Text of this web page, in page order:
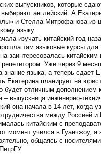
выпускников, которые
выбирают английский. А
и Стелла Митрофанова
языку.
изучать китайский год
там языковые курсы для
заинтересовалась китайским
Уже через 9
знание языка, а теперь сдает
Екатерина планирует на
будет отличным дополнением
выпускница инженерно-
она начала в 14 лет, когда
между Россией и
китайским с
момент учился в Гуанчжоу, а
общаясь с